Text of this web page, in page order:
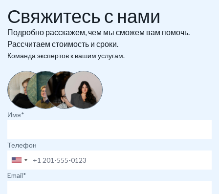
Свяжитесь с нами
Подробно расскажем, чем мы сможем вам помочь.
Рассчитаем стоимость и сроки.
Команда экспертов к вашим услугам.
Имя*
Телефон
Email*